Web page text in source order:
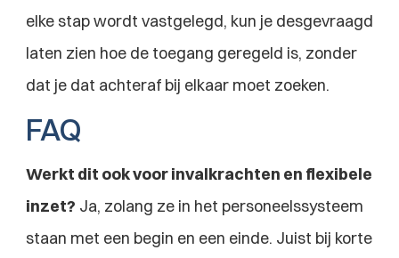
elke stap wordt vastgelegd, kun je desgevraagd
laten zien hoe de toegang geregeld is, zonder
dat je dat achteraf bij elkaar moet zoeken.
FAQ
Werkt dit ook voor invalkrachten en flexibele
inzet? Ja, zolang ze in het personeelssysteem
staan met een begin en een einde. Juist bij korte